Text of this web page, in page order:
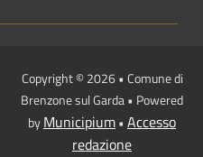
Copyright © 2026 • Comune di
Brenzone sul Garda • Powered
byMunicipium• Accesso
redazione